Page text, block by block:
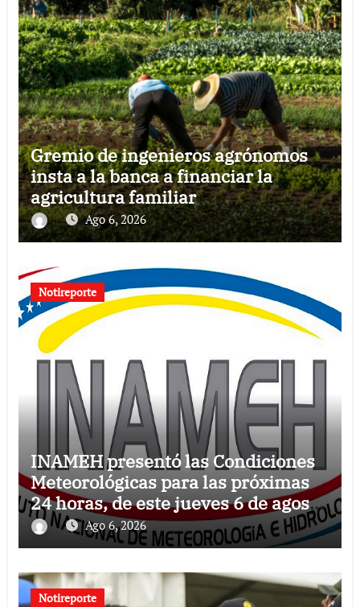
Gremio de ingenieros agrónomos
insta a la banca a financiar la
agricultura familiar
Ago 6, 2026
Notireporte
INAMEH presentó las Condiciones
Meteorológicas para las próximas
24 horas, de este jueves 6 de agosto
2026
Ago 6, 2026
Notireporte